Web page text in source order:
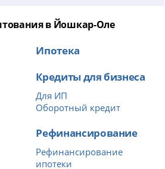
в Йошкар-Оле
Ипотека
Кредиты для бизнеса
Для ИП
Оборотный кредит
Рефинансирование
Рефинансирование
ипотеки